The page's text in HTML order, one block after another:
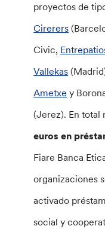
proyectos de
Cirerers
Civic,
Vallekas
Ametxe y
(Jerez). En
euros en
Fiare Banca
organizaciones
activado
social y